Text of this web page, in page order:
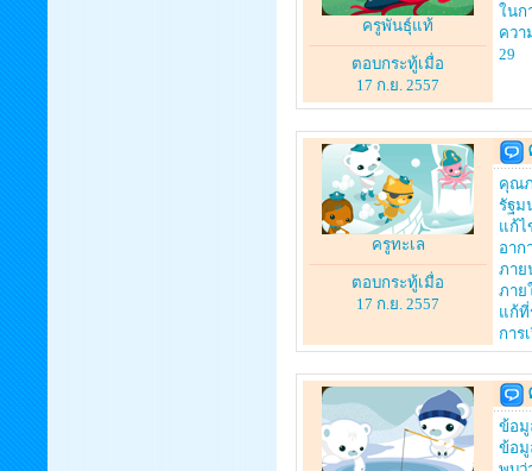
ครูพันธุ์แท้
ตอบกระทู้เมื่อ
17 ก.ย. 2557
ในก
ควา
29
ครูทะเล
ตอบกระทู้เมื่อ
17 ก.ย. 2557
คุณภ
รัฐม
แก้ไ
อาก
ภาย
ภาย
แก้ที่
การ
ข้อมู
ข้อมู